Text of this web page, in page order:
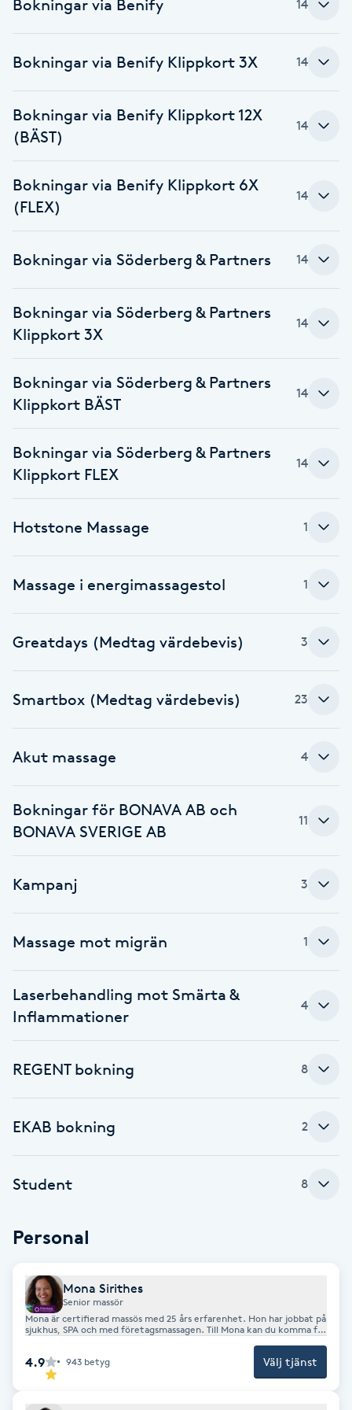
Föning
Gelenaglar
Gellack
Gellack med förstärkning
Gravidmassage
Gruppträning
Gua Sha-massage
H
Hatha Yoga
Healing
Herrklippning
Hollywood Peel
Hot yoga
Hudföryngring
Hudvård
Hyaluronsyra
Hypnos
Hårborttagning
Hårförlängning
Hälsa
Hälsprickor
IPL
Bokningar via Benify 14
Bokningar via Benify Klippkort 3X 14
Bokningar via Benify Klippkort 12X
(BÄST)
14
Bokningar via Benify Klippkort 6X
(FLEX)
14
Bokningar via Söderberg & Partners 14
Bokningar via Söderberg & Partners
Klippkort 3X
14
Bokningar via Söderberg & Partners
Klippkort BÄST
14
Bokningar via Söderberg & Partners
Klippkort FLEX
14
Hotstone Massage 1
Massage i energimassagestol 1
Greatdays (Medtag värdebevis) 3
Smartbox (Medtag värdebevis) 23
Akut massage 4
Bokningar för BONAVA AB och
BONAVA SVERIGE AB
11
Kampanj 3
Massage mot migrän 1
Laserbehandling mot Smärta &
Inflammationer
4
REGENT bokning 8
EKAB bokning 2
Student 8
Personal
Mona Sirithes
Senior massör
Mona är certifierad massös med 25 års erfarenhet. Hon har jobbat på
sjukhus, SPA och med företagsmassagen. Till Mona kan du komma för
och benmassage, gravidmassage, hotstone samt medicinsk laser.
4.9 943 betyg Välj tjänst